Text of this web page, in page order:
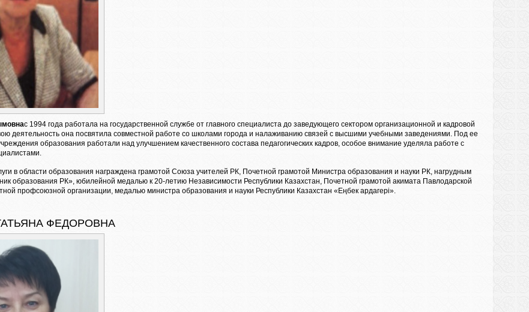
с 1994 года работала на государственной службе от главного специалиста до заведующего сектором организационной и кадровой
деятельность она посвятила совместной работе со школами города и налаживанию связей с высшими учебными заведениями. Под ее
образования работали над улучшением качественного состава педагогических кадров, особое внимание уделяла работе с
в области образования награждена грамотой Союза учителей РК, Почетной грамотой Министра образования и науки РК, нагрудным
образования РК», юбилейной медалью к 20-летию Независимости Республики Казахстан, Почетной грамотой акимата Павлодарской
профсоюзной организации, медалью министра образования и науки Республики Казахстан «Еңбек ардагері».
ФЕДОРОВНА